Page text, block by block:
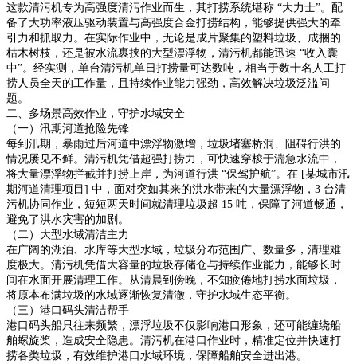
这款清污机专为高强度清污作业而生，其打捞系统堪称 “大力士”。配
备了大功率液压驱动装置与高强度合金打捞结构，能够提供强大的牵
引力和抓取力。在实际作业中，无论是成片聚集的塑料垃圾、成捆的
枯木树枝，还是被水流裹挟的大型漂浮物，清污机都能迅速 “收入囊
中”。经实测，单台清污机单日打捞量可达数吨，相当于数十名人工打
捞人员全天的工作量，且持续作业能力强劲，高效解决垃圾泛滥问
题。
二、多场景高效作业，守护水域安全
（一）汛期河道抢险先锋
每到汛期，暴雨过后河道中漂浮物激增，垃圾堵塞桥洞、阻碍行洪的
情况屡见不鲜。清污机凭借超强打捞力，可快速穿梭于湍急水流中，
将大量漂浮物拦截并打捞上岸，为河道行洪 “保驾护航”。在 [某城市汛
期河道清理项目] 中，面对突如其来的洪水带来的大量漂浮物，3 台清
污机协同作业，短短两天时间就清理垃圾超 15 吨，保障了河道畅通，
避免了洪水灾害的加剧。
（二）大型水域清洁主力
在广阔的湖泊、水库等大型水域，垃圾分布范围广、数量多，清理难
度极大。清污机凭借大容量的垃圾存储仓与持续作业能力，能够长时
间在水面开展清理工作。从清晨到傍晚，不知疲倦地打捞水面垃圾，
将原本布满垃圾的水域逐渐恢复清澈，守护水域生态平衡。
（三）港口码头清洁帮手
港口码头船只往来频繁，漂浮垃圾不仅影响港口形象，还可能缠绕船
舶螺旋桨，造成安全隐患。清污机在港口作业时，精准定位并快速打
捞各类垃圾，有效维护港口水域环境，保障船舶安全进出港。